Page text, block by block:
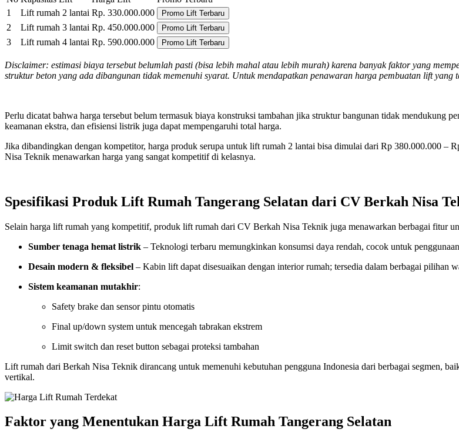
1
Lift rumah 2 lantai Rp. 330.000.000 Promo Lift Terbaru
2 Lift rumah 3 lantai Rp. 450.000.000 Promo Lift Terbaru
3 Lift rumah 4 lantai Rp. 590.000.000 Promo Lift Terbaru
Disclaimer: estimasi biaya tersebut belumlah pasti (bisa lebih mahal atau lebih murah) karena banyak faktor yang
struktur beton yang ada dibangunan tidak memenuhi syarat. Untuk mendapatkan penawaran harga pembuatan lift
Perlu dicatat bahwa harga tersebut belum termasuk biaya konstruksi tambahan jika struktur bangunan tidak mendukung
keamanan ekstra, dan efisiensi listrik juga dapat mempengaruhi total harga.
Jika dibandingkan dengan kompetitor, harga produk serupa untuk lift rumah 2 lantai bisa dimulai dari Rp 380.000.000 –
Nisa Teknik menawarkan harga yang sangat kompetitif di kelasnya.
Spesifikasi Produk Lift Rumah Tangerang Selatan dari CV Berkah Nisa
Selain harga lift rumah yang kompetitif, produk lift rumah dari CV Berkah Nisa Teknik juga menawarkan berbagai fitur
Sumber tenaga hemat listrik – Teknologi terbaru memungkinkan konsumsi daya rendah, cocok untuk
Desain modern & fleksibel – Kabin lift dapat disesuaikan dengan interior rumah; tersedia dalam berbagai pilihan
Sistem keamanan mutakhir:
Safety brake dan sensor pintu otomatis
Final up/down system untuk mencegah tabrakan ekstrem
Limit switch dan reset button sebagai proteksi tambahan
Lift rumah dari Berkah Nisa Teknik dirancang untuk memenuhi kebutuhan pengguna Indonesia dari berbagai segmen,
vertikal.
Faktor yang Menentukan Harga Lift Rumah Tangerang Selatan